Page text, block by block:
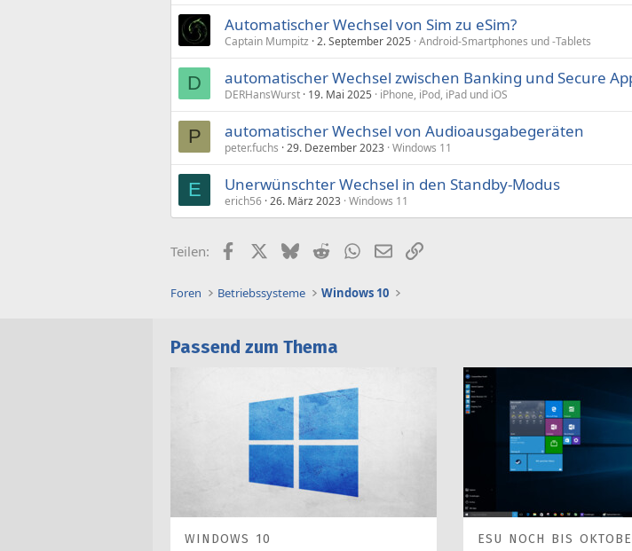
Automatischer Wechsel von Sim zu eSim?
Captain Mumpitz 2. September 2025 Android-Smartphones und -Tablets
D automatischer Wechsel zwischen Banking und Secure
DERHansWurst 19. Mai 2025 iPhone, iPod, iPad und iOS
P automatischer Wechsel von Audioausgabegeräten
peter.fuchs 29. Dezember 2023 Windows 11
E Unerwünschter Wechsel in den Standby-Modus
erich56 26. März 2023 Windows 11
Teilen: FacebookX (Twitter)
BlueskyRedditWhatsApp
E-MailLink
Foren Betriebssysteme Windows 10
Passend zum Thema
WINDOWS 10 ESU NOCH BIS